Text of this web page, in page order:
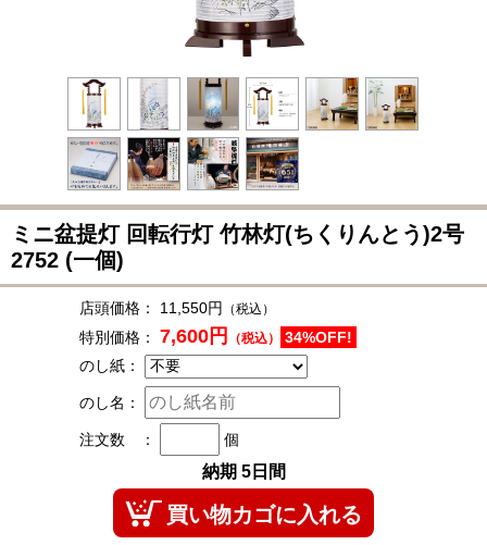
ミニ盆提灯 回転行灯 竹林灯(ちくりんとう)2号
2752 (一個)
店頭価格： 11,550円 （税込）
特別価格： 7,600円 （税込）
34%OFF!
のし紙：
のし名：
注文数 ： 個
納期 5日間